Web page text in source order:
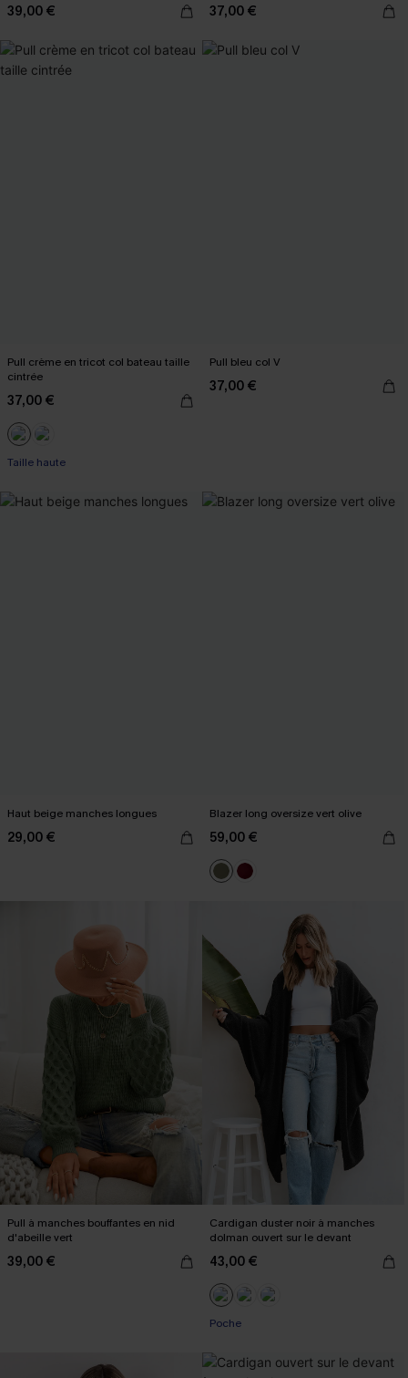
39,00 € 37,00 €
Pull crème en tricot col bateau taille
cintrée
37,00 €
Taille haute
Pull bleu col V
37,00 €
Haut beige manches longues
29,00 €
Blazer long oversize vert olive
59,00 €
Pull à manches bouffantes en nid
d'abeille vert
39,00 €
Cardigan duster noir à manches
dolman ouvert sur le devant
43,00 €
Poche